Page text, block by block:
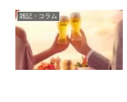
雑記・コラム